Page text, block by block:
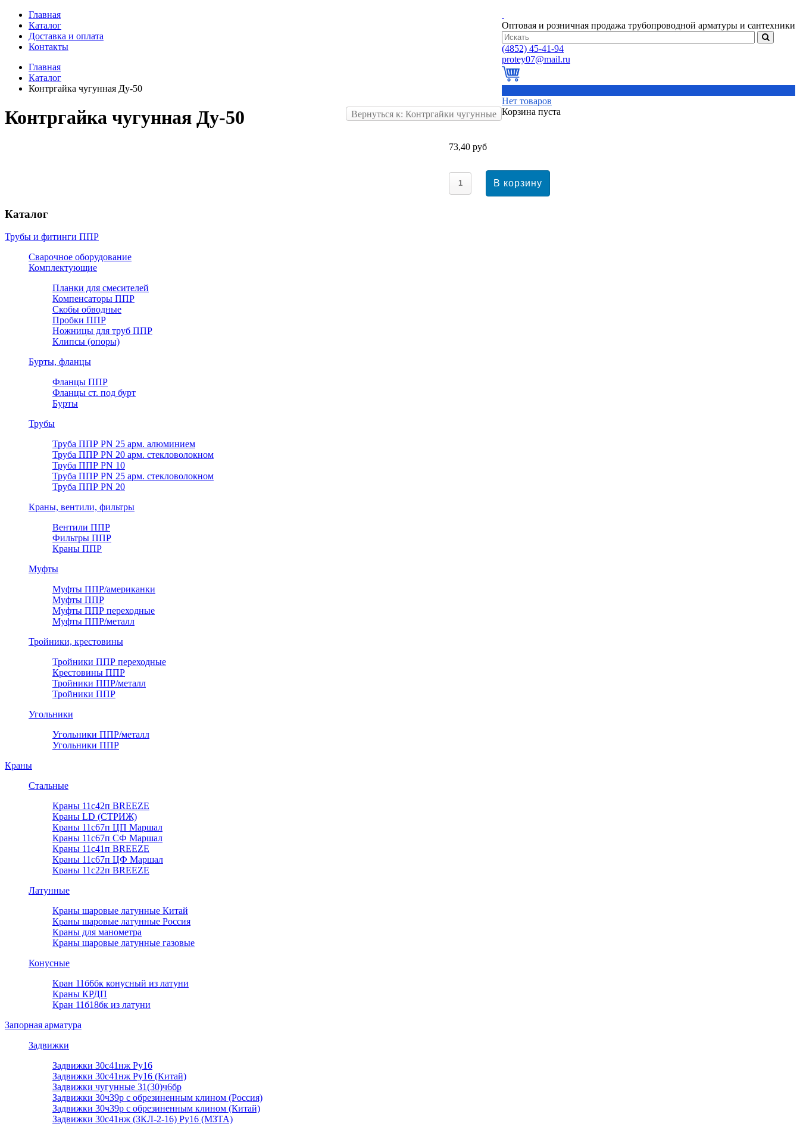
Оптовая и розничная продажа трубопроводной арматуры и сантехники
(4852) 45-41-94
Нет товаров
Корзина пуста
Главная
Каталог
Доставка и оплата
Контакты
Главная
Каталог
Контргайка чугунная Ду-50
Вернуться к: Контргайки чугунные
Контргайка чугунная Ду-50
73,40 руб
Каталог
Трубы и фитинги ППР
Сварочное оборудование
Комплектующие
Планки для смесителей
Компенсаторы ППР
Скобы обводные
Пробки ППР
Ножницы для труб ППР
Клипсы (опоры)
Бурты, фланцы
Фланцы ППР
Фланцы ст. под бурт
Бурты
Трубы
Труба ППР PN 25 арм. алюминием
Труба ППР PN 20 арм. стекловолокном
Труба ППР PN 10
Труба ППР PN 25 арм. стекловолокном
Труба ППР PN 20
Краны, вентили, фильтры
Вентили ППР
Фильтры ППР
Краны ППР
Муфты
Муфты ППР/американки
Муфты ППР
Муфты ППР переходные
Муфты ППР/металл
Тройники, крестовины
Тройники ППР переходные
Крестовины ППР
Тройники ППР/металл
Тройники ППР
Угольники
Угольники ППР/металл
Угольники ППР
Краны
Стальные
Краны 11с42п BREEZE
Краны LD (СТРИЖ)
Краны 11с67п ЦП Маршал
Краны 11с67п СФ Маршал
Краны 11с41п BREEZE
Краны 11с67п ЦФ Маршал
Краны 11с22п BREEZE
Латунные
Краны шаровые латунные Китай
Краны шаровые латунные Россия
Краны для манометра
Краны шаровые латунные газовые
Конусные
Кран 11б6бк конусный из латуни
Краны КРДП
Кран 11б18бк из латуни
Запорная арматура
Задвижки
Задвижки 30с41нж Ру16
Задвижки 30с41нж Ру16 (Китай)
Задвижки чугунные 31(30)ч6бр
Задвижки 30ч39р с обрезиненным клином (Россия)
Задвижки 30ч39р с обрезиненным клином (Китай)
Задвижки 30с41нж (ЗКЛ-2-16) Ру16 (МЗТА)